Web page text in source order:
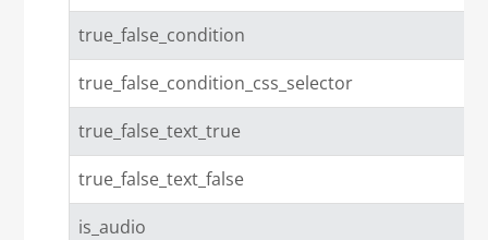
true_false_condition
true_false_condition_css_selector
true_false_text_true
true_false_text_false
is_audio